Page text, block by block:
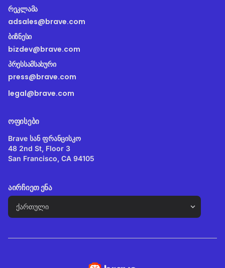
ᲠᲔᲙᲚᲐᲛᲐ
adsales@brave.com
ᲑᲘᲖᲜᲔᲡᲘ
bizdev@brave.com
ᲞᲠᲔᲡᲡᲐᲛᲡᲐᲮᲣᲠᲘ
press@brave.com
legal@brave.com
ᲝᲤᲘᲡᲔᲑᲘ
Brave სან ფრანცისკო
48 2nd St, Floor 3
San Francisco, CA 94105
ᲐᲘᲠᲩᲘᲔᲗ ᲔᲜᲐ